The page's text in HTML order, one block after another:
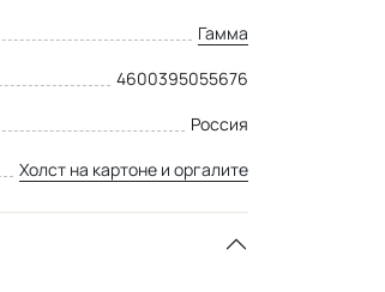
Гамма
4600395055676
Россия
Холст на картоне и оргалите